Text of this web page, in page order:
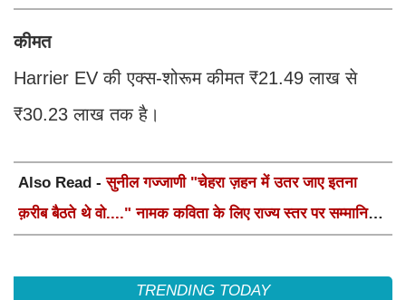
कीमत
Harrier EV की एक्स-शोरूम कीमत ₹21.49 लाख से
₹30.23 लाख तक है।
Also Read -सुनील गज्जाणी "चेहरा ज़हन में उतर जाए इतना
क़रीब बैठते थे वो...." नामक कविता के लिए राज्य स्तर पर सम्मानित
TRENDING TODAY